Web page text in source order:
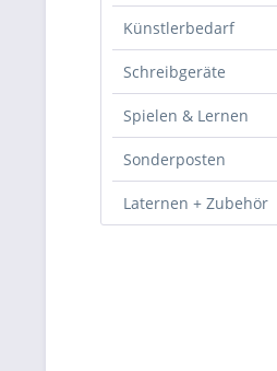
Künstlerbedarf
Schreibgeräte
Spielen & Lernen
Sonderposten
Laternen + Zubehör